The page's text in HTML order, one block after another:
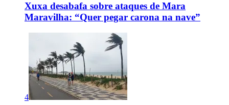
Xuxa desabafa sobre ataques de Mara
Maravilha: “Quer pegar carona na nave”
4